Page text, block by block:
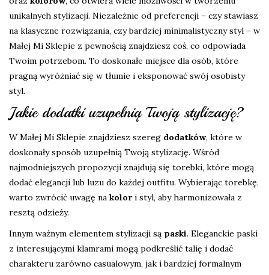
unikalnych stylizacji. Niezależnie od preferencji – czy stawiasz
na klasyczne rozwiązania, czy bardziej minimalistyczny styl – w
Małej Mi Sklepie z pewnością znajdziesz coś, co odpowiada
Twoim potrzebom. To doskonałe miejsce dla osób, które
pragną wyróżniać się w tłumie i eksponować swój osobisty
styl.
Jakie dodatki uzupełnią Twoją stylizację?
W Małej Mi Sklepie znajdziesz szereg dodatków, które w
doskonały sposób uzupełnią Twoją stylizację. Wśród
najmodniejszych propozycji znajdują się torebki, które mogą
dodać elegancji lub luzu do każdej outfitu. Wybierając torebkę,
warto zwrócić uwagę na kolori styl, aby harmonizowała z
resztą odzieży.
Innym ważnym elementem stylizacji są paski. Eleganckie paski
z interesującymi klamrami mogą podkreślić talię i dodać
charakteru zarówno casualowym, jak i bardziej formalnym